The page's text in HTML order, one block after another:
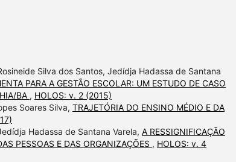
Silva dos Santos, Jedídja Hadassa de Santana
PARA A GESTÃO ESCOLAR: UM ESTUDO DE CASO
BA , HOLOS: v. 2 (2015)
Soares Silva, TRAJETÓRIA DO ENSINO MÉDIO E DA
Hadassa de Santana Varela, A RESSIGNIFICAÇÃO
PESSOAS E DAS ORGANIZAÇÕES , HOLOS: v. 4